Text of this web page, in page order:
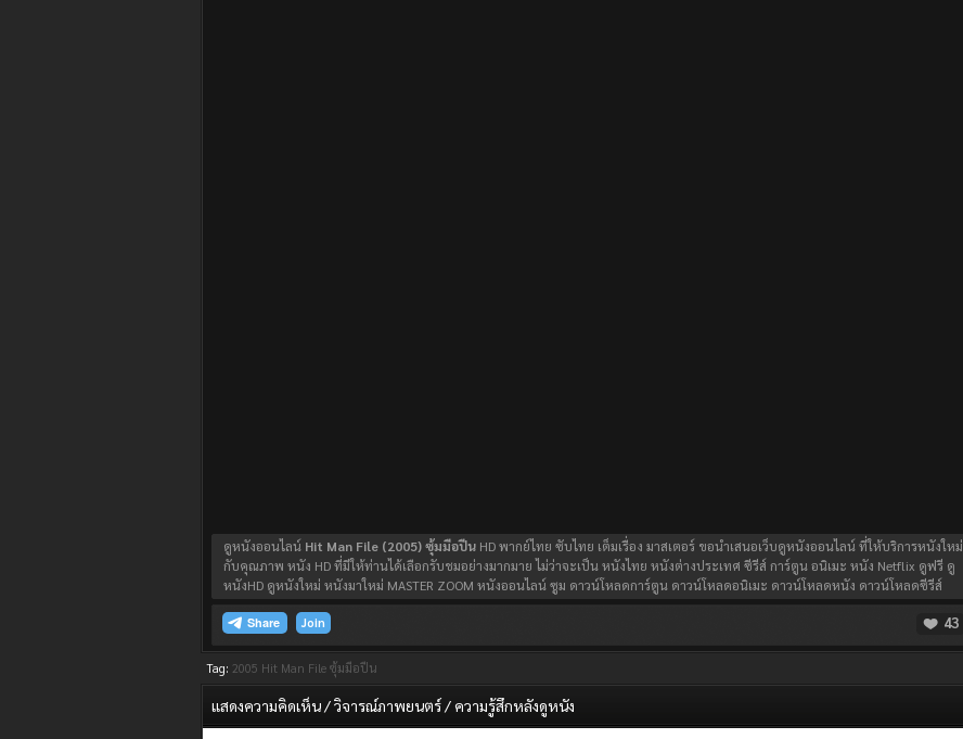
ดูหนังออนไลน์ Hit Man File (2005) ซุ้มมือปืน HD พากย์ไทย ซับไทย เต็มเรื่อง มาสเตอร์ ขอนำเสนอเว็บดูหนังออนไลน์ ที่ให้บริการหนังใหม่
กับคุณภาพ หนัง HD ที่มีให้ท่านได้เลือกรับชมอย่างมากมาย ไม่ว่าจะเป็น หนังไทย หนังต่างประเทศ ซีรีส์ การ์ตูน อนิเมะ หนัง Netflix ดูฟรี ดู
หนังHD ดูหนังใหม่ หนังมาใหม่ MASTER ZOOM หนังออนไลน์ ซูม ดาวน์โหลดการ์ตูน ดาวน์โหลดอนิเมะ ดาวน์โหลดหนัง ดาวน์โหลดซีรีส์
Join 43
Tag: 2005 Hit Man File ซุ้มมือปืน
แสดงความคิดเห็น / วิจารณ์ภาพยนตร์ / ความรู้สึกหลังดูหนัง